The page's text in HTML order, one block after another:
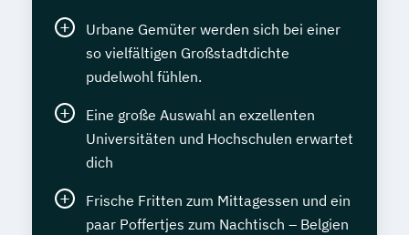
Urbane Gemüter werden sich bei einer
so vielfältigen Großstadtdichte
pudelwohl fühlen.
Eine große Auswahl an exzellenten
Universitäten und Hochschulen erwartet
dich
Frische Fritten zum Mittagessen und ein
paar Poffertjes zum Nachtisch – Belgien